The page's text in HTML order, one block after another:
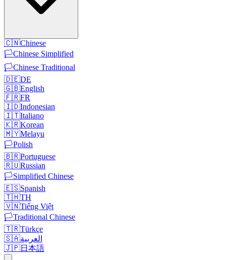
🇨🇳Chinese
🏳️Chinese Simplified
🏳️Chinese Traditional
🇩🇪DE
🇬🇧English
🇫🇷FR
🇮🇩Indonesian
🇮🇹Italiano
🇰🇷Korean
🇲🇾Melayu
🏳️Polish
🇧🇷Portuguese
🇷🇺Russian
🏳️Simplified Chinese
🇪🇸Spanish
🇹🇭TH
🇻🇳Tiếng Việt
🏳️Traditional Chinese
🇹🇷Türkçe
🇸🇦العربية
🇯🇵日本語